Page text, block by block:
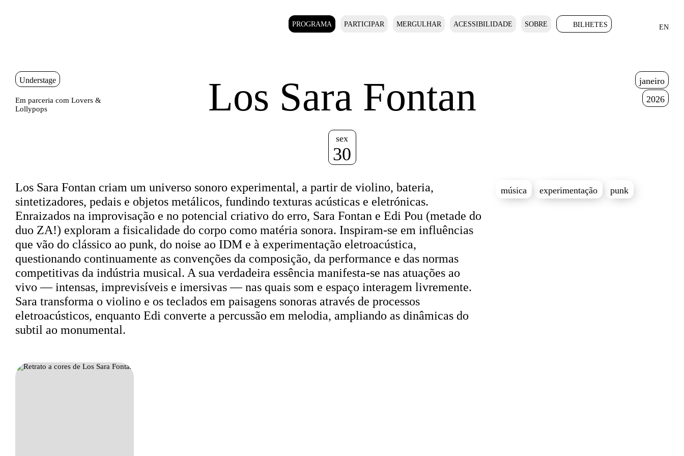
PROGRAMA PARTICIPAR MERGULHAR ACESSIBILIDADE SOBRE BILHETES EN
Sinopse
Understage
Em parceria com Lovers &
Lollypops
Los Sara Fontan
janeiro
2026
sex
30
Sinopse
Los Sara Fontan criam um universo sonoro experimental, a partir de violino, bateria,
sintetizadores, pedais e objetos metálicos, fundindo texturas acústicas e eletrónicas.
Enraizados na improvisação e no potencial criativo do erro, Sara Fontan e Edi Pou (metade do
duo ZA!) exploram a fisicalidade do corpo como matéria sonora. Inspiram-se em influências
que vão do clássico ao punk, do noise ao IDM e à experimentação eletroacústica,
questionando continuamente as convenções da composição, da performance e das normas
competitivas da indústria musical. A sua verdadeira essência manifesta-se nas atuações ao
vivo — intensas, imprevisíveis e imersivas — nas quais som e espaço interagem livremente.
Sara transforma o violino e os teclados em paisagens sonoras através de processos
eletroacústicos, enquanto Edi converte a percussão em melodia, ampliando as dinâmicas do
subtil ao monumental.
música experimentação punk